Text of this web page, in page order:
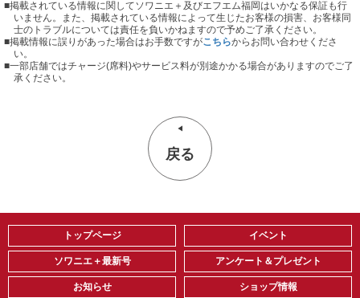
■掲載されている情報に関してソワニエ＋及びエフエム福岡はいかなる保証も行
いません。また、掲載されている情報によって生じたお客様の損害、お客様同
士のトラブルについては責任を負いかねますので予めご了承ください。
■掲載情報に誤りがあった場合はお手数ですがこちらからお問い合わせくださ
い。
■一部店舗ではチャージ(席料)やサービス料が別途かかる場合がありますのでご了
承ください。
戻る
トップページ
ソワニエ＋最新号
お知らせ
イベント
アンケート＆プレゼント
ショップ情報